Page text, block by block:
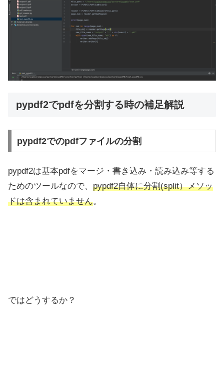
pypdf2でpdfを分割する時の補足解説
pypdf2でのpdfファイルの分割
pypdf2は基本pdfをマージ・書き込み・読み込み等する
ためのツールなので、 pypdf2自体に分割(split）メソッ
ドは含まれていません。
ではどうするか？